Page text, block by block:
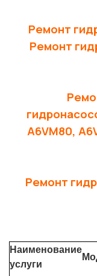
Ремонт
Ремонт
A6VM80,
Ремонт
Наименование
услуги